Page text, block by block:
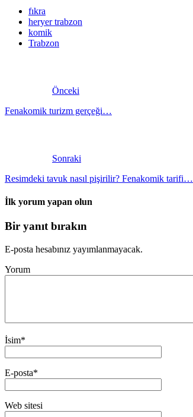
fıkra
heryer trabzon
komik
Trabzon
Önceki
Fenakomik turizm gerçeği…
Sonraki
Resimdeki tavuk nasıl pişirilir? Fenakomik tarifi…
İlk yorum yapan olun
Bir yanıt bırakın
E-posta hesabınız yayımlanmayacak.
Yorum
İsim*
E-posta*
Web sitesi